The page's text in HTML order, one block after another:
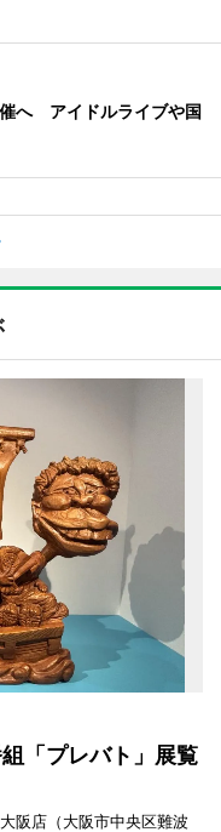
へ アイドルライブや国
「プレバト」展覧
阪店（大阪市中央区難波